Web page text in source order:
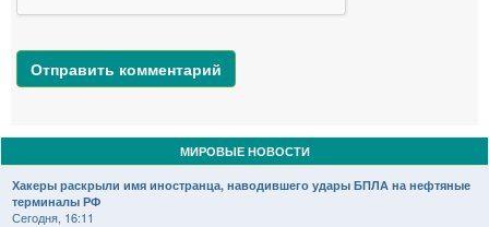
Отправить комментарий
МИРОВЫЕ НОВОСТИ
Хакеры раскрыли имя иностранца, наводившего удары БПЛА на нефтяные
терминалы РФ
Сегодня, 16:11